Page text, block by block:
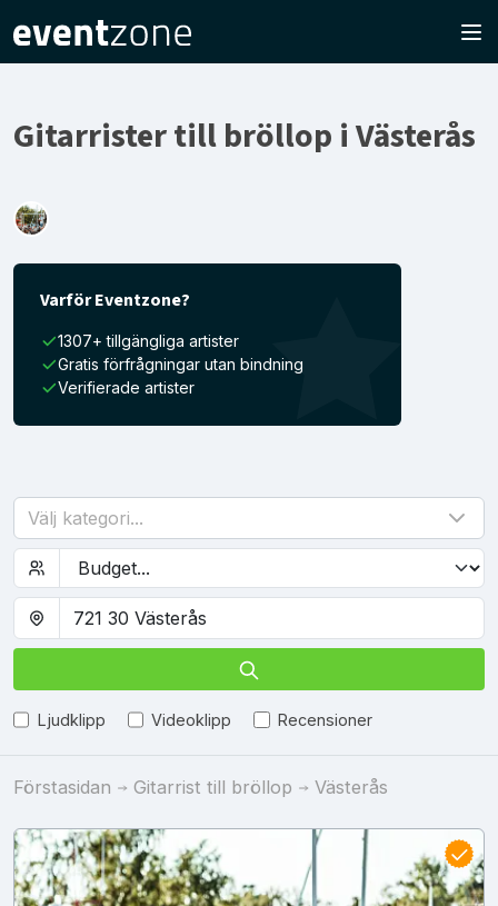
Gitarrister till bröllop i Västerås
Varför Eventzone?
1307+ tillgängliga artister
Gratis förfrågningar utan bindning
Verifierade artister
Välj kategori...
Ljudklipp Videoklipp Recensioner
Förstasidan Gitarrist till bröllop Västerås